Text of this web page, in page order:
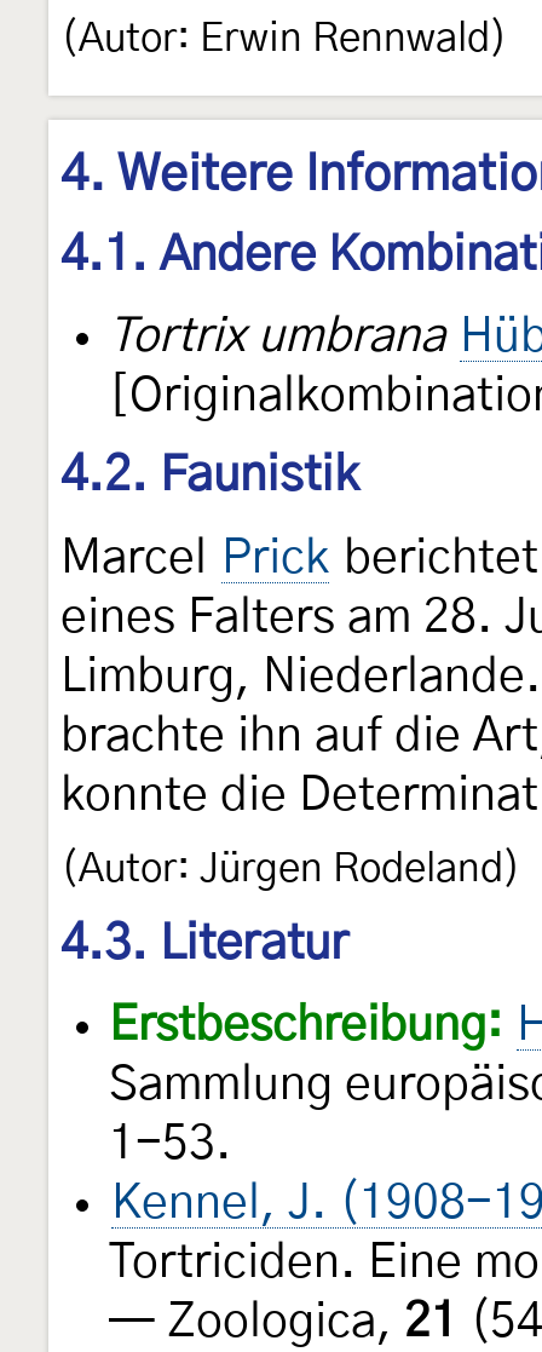
(Autor: Erwin Rennwald)
4. Weitere
4.1. Andere
Tortrix umbrana
4.2. Faunistik
Marcel Prick
eines Falters am 28.
Limburg,
brachte ihn auf die
konnte die
(Autor: Jürgen Rodeland)
4.3. Literatur
Erstbeschreibung:
Sammlung
1-53.
Kennel, J. (1908-
Tortriciden. Eine
— Zoologica, 21